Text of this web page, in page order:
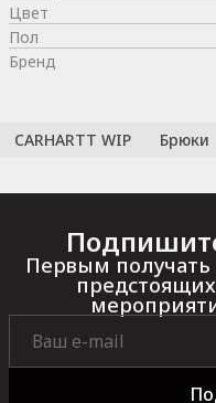
Цвет
Пол
Бренд
CARHARTT WIP Брюки
Первым получать